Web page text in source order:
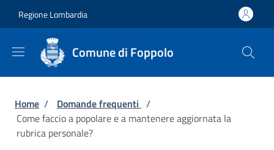
Regione Lombardia
Comune di Foppolo
Briciole di pane
Home / Domande frequenti /
Come faccio a popolare e a mantenere aggiornata la
rubrica personale?